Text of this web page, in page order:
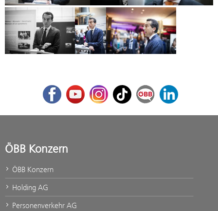
FacebookYoutubeInstagram
TikTok ÖBB Corporate Blog
LinkedIn
ÖBB Konzern
ÖBB Konzern
Holding AG
Personenverkehr AG